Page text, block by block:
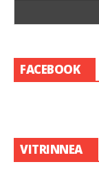
FACEBOOK
VITRINNEA